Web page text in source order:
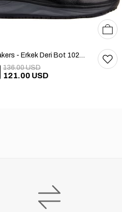
Sail Lakers - Erkek Deri Bot 102-3168-65390
121.00 USD
136.00 USD
4142